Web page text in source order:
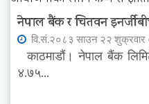
नेपाल बैंक र चितवन
वि.सं.२०८३ साउन २२
काठमाडौं। नेपाल बैंक
४.७५...